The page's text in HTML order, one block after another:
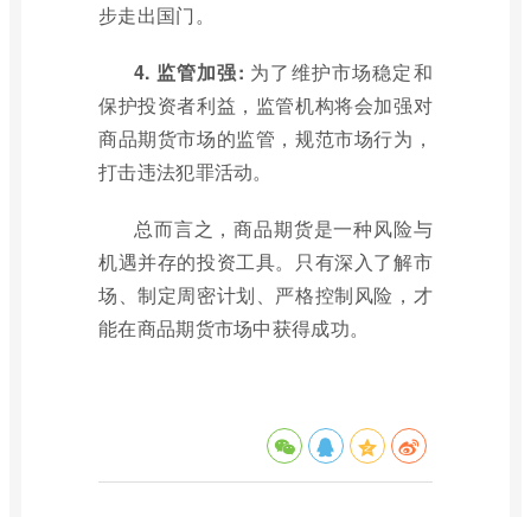
步走出国门。
4. 监管加强: 为了维护市场稳定和
保护投资者利益，监管机构将会加强对
商品期货市场的监管，规范市场行为，
打击违法犯罪活动。
总而言之，商品期货是一种风险与
机遇并存的投资工具。只有深入了解市
场、制定周密计划、严格控制风险，才
能在商品期货市场中获得成功。